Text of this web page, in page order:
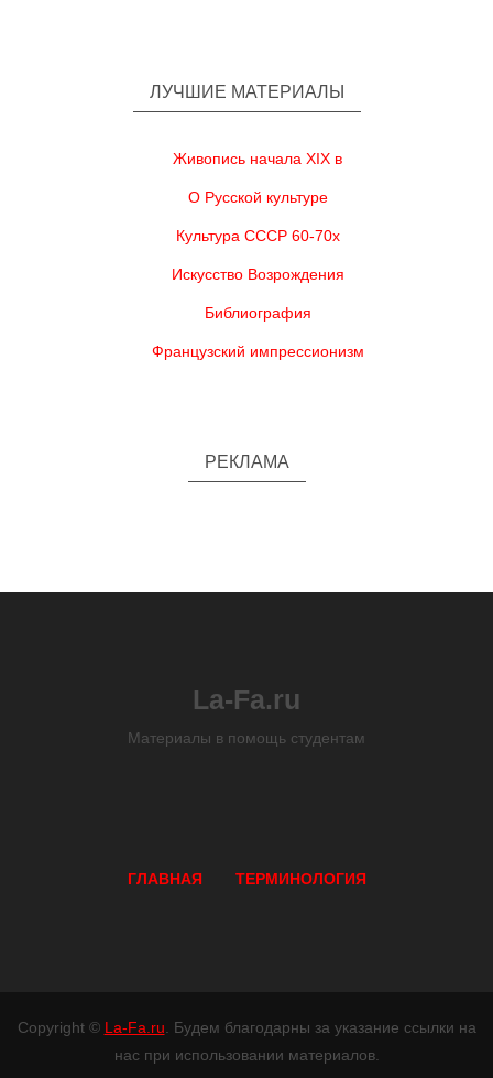
ЛУЧШИЕ МАТЕРИАЛЫ
Живопись начала XIX в
О Русской культуре
Культура СССР 60-70х
Искусство Возрождения
Библиография
Французский импрессионизм
РЕКЛАМА
La-Fa.ru
Материалы в помощь студентам
ГЛАВНАЯ ТЕРМИНОЛОГИЯ
Copyright © La-Fa.ru . Будем благодарны за указание ссылки на
нас при использовании материалов.